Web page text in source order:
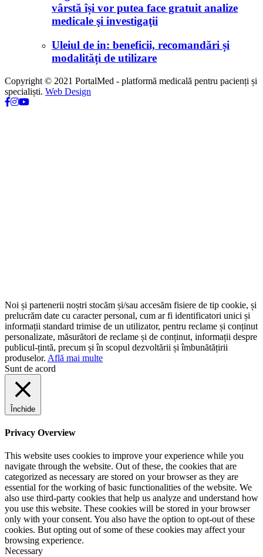
vârstă își vor putea face gratuit analize
medicale şi investigaţii
Uleiul de in: beneficii, recomandări și
modalități de utilizare
Copyright © 2021 PortalMed - platformă medicală pentru pacienți și
specialiști. Web Design
Noi și partenerii noștri stocăm și/sau accesăm fisiere de tip cookie, și
prelucrăm date cu caracter personal, cum ar fi identificatori unici și
informații standard trimise de un utilizator, pentru reclame și conținut
personalizate, măsurători de reclame și de conținut, informații despre
publicul-țintă, precum și în scopul dezvoltării și îmbunătățirii
produselor. Află mai multe
Sunt de acord
Închide
Privacy Overview
This website uses cookies to improve your experience while you
navigate through the website. Out of these, the cookies that are
categorized as necessary are stored on your browser as they are
essential for the working of basic functionalities of the website. We
also use third-party cookies that help us analyze and understand how
you use this website. These cookies will be stored in your browser
only with your consent. You also have the option to opt-out of these
cookies. But opting out of some of these cookies may affect your
browsing experience.
Necessary